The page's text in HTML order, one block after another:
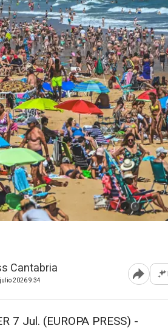
Cantabria
2026 9:34 Abrir
7 Jul. (EUROPA PRESS) -